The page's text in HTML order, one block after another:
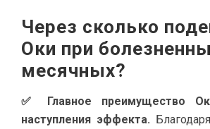
Через сколько
Оки при
месячных?
✅ Главное преимущество
наступления эффекта.